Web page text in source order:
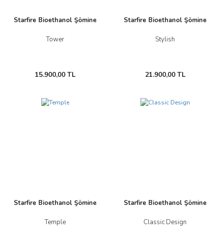
Starfire Bioethanol Şömine
Tower
15.900,00 TL
Starfire Bioethanol Şömine
Stylish
21.900,00 TL
Starfire Bioethanol Şömine
Temple
Starfire Bioethanol Şömine
Classic Design